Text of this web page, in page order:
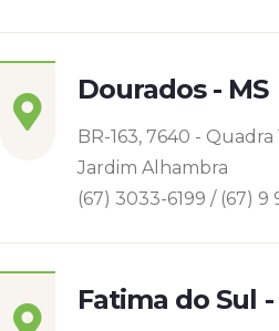
Dourados - MS
BR-163, 7640 - Quadra
Jardim Alhambra
(67) 3033-6199 / (67) 9
Fatima do Sul -